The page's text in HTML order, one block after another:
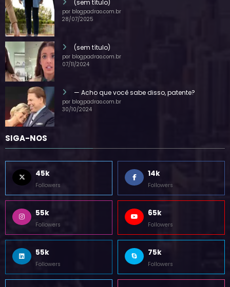
(sem título)
por blogpadrao.com.br
(sem título)
por blogpadrao.com.br
— Acho que você sabe disso, patente?
por blogpadrao.com.br
SIGA-NOS
45k
Followers
14k
Followers
55k
Followers
65k
Followers
55k
Followers
75k
Followers